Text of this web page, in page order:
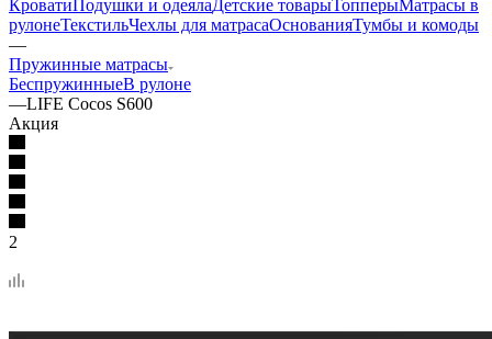
КроватиПодушки и одеялаДетские товарыТопперыМатрасы в
рулонеТекстильЧехлы для матрасаОснованияТумбы и комоды
—
Пружинные матрасы
БеспружинныеВ рулоне
—LIFE Cocos S600
Акция
2